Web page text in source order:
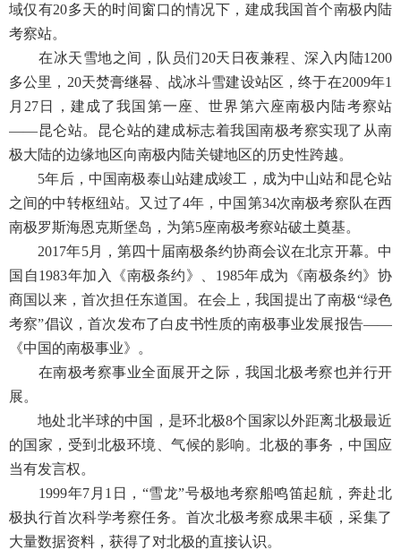
域仅有20多天的时间窗口的情况下，建成我国首个南极内陆
考察站。
在冰天雪地之间，队员们20天日夜兼程、深入内陆1200
多公里，20天焚膏继晷、战冰斗雪建设站区，终于在2009年1
月27日，建成了我国第一座、世界第六座南极内陆考察站
——昆仑站。昆仑站的建成标志着我国南极考察实现了从南
极大陆的边缘地区向南极内陆关键地区的历史性跨越。
5年后，中国南极泰山站建成竣工，成为中山站和昆仑站
之间的中转枢纽站。又过了4年，中国第34次南极考察队在西
南极罗斯海恩克斯堡岛，为第5座南极考察站破土奠基。
2017年5月，第四十届南极条约协商会议在北京开幕。中
国自1983年加入《南极条约》、1985年成为《南极条约》协
商国以来，首次担任东道国。在会上，我国提出了南极“绿色
考察”倡议，首次发布了白皮书性质的南极事业发展报告——
《中国的南极事业》。
在南极考察事业全面展开之际，我国北极考察也并行开
展。
地处北半球的中国，是环北极8个国家以外距离北极最近
的国家，受到北极环境、气候的影响。北极的事务，中国应
当有发言权。
1999年7月1日，“雪龙”号极地考察船鸣笛起航，奔赴北
极执行首次科学考察任务。首次北极考察成果丰硕，采集了
大量数据资料，获得了对北极的直接认识。